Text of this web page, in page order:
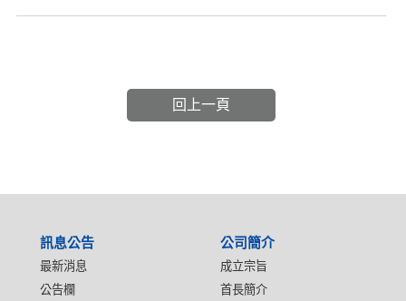
回上一頁
訊息公告
最新消息
公告欄
公司簡介
成立宗旨
首長簡介